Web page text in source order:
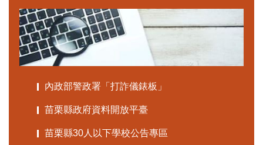
內政部警政署「打詐儀錶板」
苗栗縣政府資料開放平臺
苗栗縣30人以下學校公告專區